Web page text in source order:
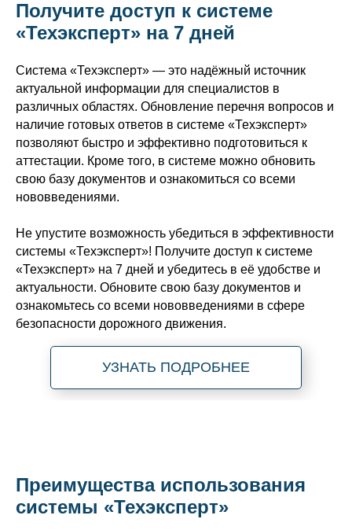
Получите доступ к системе
«Техэксперт» на 7 дней
Система «Техэксперт» — это надёжный источник
актуальной информации для специалистов в
различных областях. Обновление перечня вопросов и
наличие готовых ответов в системе «Техэксперт»
позволяют быстро и эффективно подготовиться к
аттестации. Кроме того, в системе можно обновить
свою базу документов и ознакомиться со всеми
нововведениями.
Не упустите возможность убедиться в эффективности
системы «Техэксперт»! Получите доступ к системе
«Техэксперт» на 7 дней и убедитесь в её удобстве и
актуальности. Обновите свою базу документов и
ознакомьтесь со всеми нововведениями в сфере
безопасности дорожного движения.
УЗНАТЬ ПОДРОБНЕЕ
Преимущества использования
системы «Техэксперт»